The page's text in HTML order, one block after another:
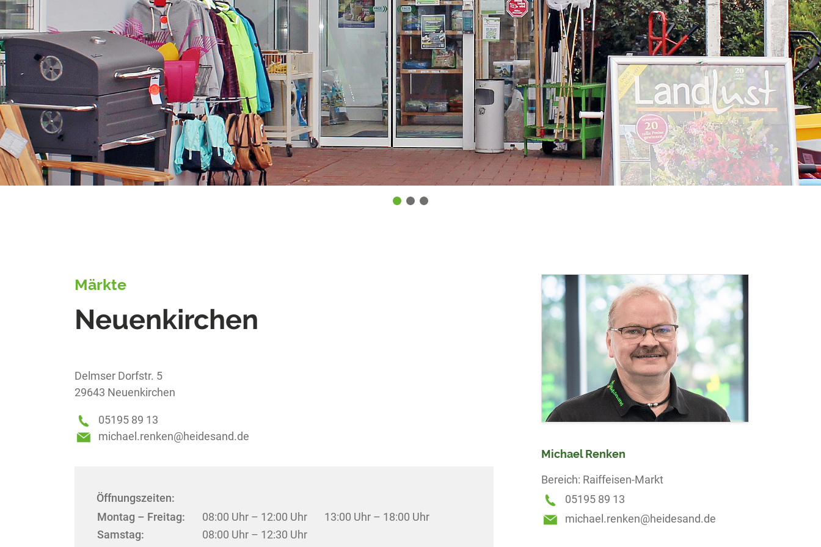
Märkte
Neuenkirchen
Delmser Dorfstr. 5
29643 Neuenkirchen
05195 89 13
michael.renken@heidesand.de
Öffnungszeiten:
Montag – Freitag:
08:00 Uhr – 12:00 Uhr
13:00 Uhr – 18:00 Uhr
Samstag:
08:00 Uhr – 12:30 Uhr
Michael Renken
Bereich: Raiffeisen-Markt
05195 89 13
michael.renken@heidesand.de